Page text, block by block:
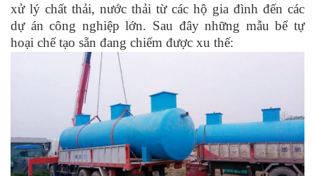
xử lý chất thải, nước thải từ các hộ gia đình đến các
dự án công nghiệp lớn. Sau đây những mẫu bể tự
hoại chế tạo sẵn đang chiếm được xu thế: